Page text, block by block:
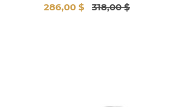
286,00 $ 318,00 $